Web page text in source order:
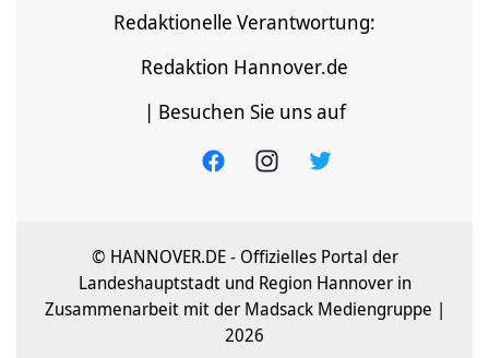
Redaktionelle Verantwortung:
Redaktion Hannover.de
| Besuchen Sie uns auf
© HANNOVER.DE - Offizielles Portal der
Landeshauptstadt und Region Hannover in
Zusammenarbeit mit der Madsack Mediengruppe |
2026